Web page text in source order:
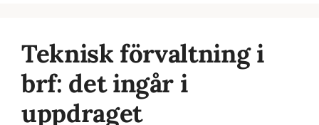
Teknisk förvaltning i
brf: det ingår i
uppdraget